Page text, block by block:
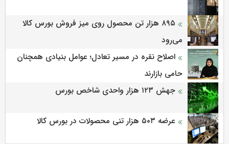
۸۹۵ هزار تن محصول روی میز فروش بورس کالا
می‌‌رود
اصلاح نقره در مسیر تعادل؛ عوامل بنیادی همچنان
حامی بازارند
جهش ۱۲۳ هزار واحدی شاخص بورس
عرضه ۵۰۳ هزار تنی محصولات در بورس کالا